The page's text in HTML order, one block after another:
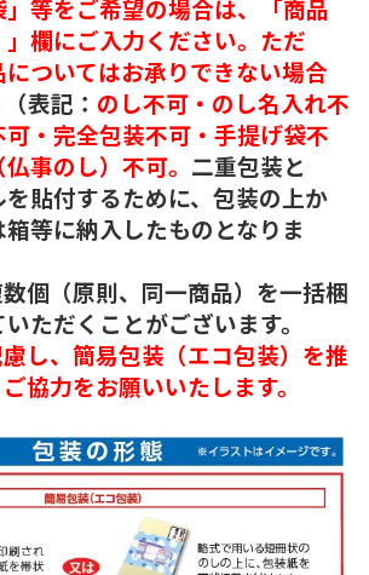
等をご希望の場合は、「商品
欄にご入力ください。ただ
についてはお承りできない場合
（表記： のし不可・のし名入れ不
・完全包装不可・手提げ袋不
事のし）不可。 二重包装と
貼付するために、包装の上か
等に納入したものとなりま
個（原則、同一商品）を一括梱
ただくことがございます。
し、簡易包装（エコ包装）を推
協力をお願いいたします。